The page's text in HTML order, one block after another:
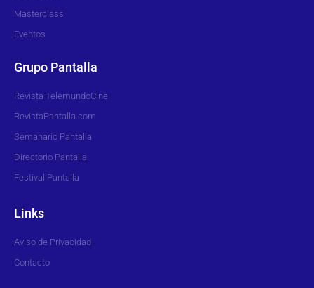
Masterclass
Eventos
Grupo Pantalla
Revista TelemundoCine
RevistaPantalla.com
Semanario Pantalla
Directorio Pantalla
Festival Pantalla
Links
Aviso de Privacidad
Contacto